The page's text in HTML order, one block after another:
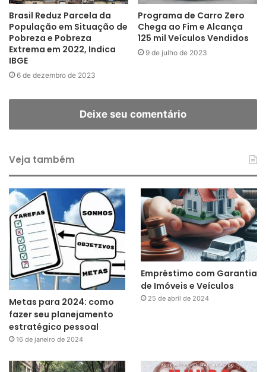
Brasil Reduz Parcela da
População em Situação de
Pobreza e Pobreza
Extrema em 2022, Indica
IBGE
6 de dezembro de 2023
Programa de Carro Zero
Chega ao Fim e Alcança
125 mil Veículos Vendidos
9 de julho de 2023
Deixe seu comentário
Veja também
Metas para 2024: como
fazer seu planejamento
estratégico pessoal
16 de janeiro de 2024
Empréstimo com Garantia
de Imóveis e Veículos
25 de abril de 2024